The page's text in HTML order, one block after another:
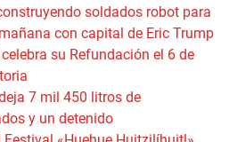
soldados robot para
con capital de Eric Trump
su Refundación el 6 de
7 mil 450 litros de
y un detenido